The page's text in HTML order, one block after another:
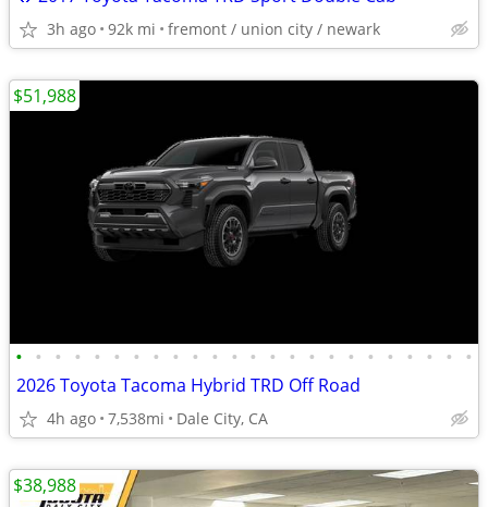
3h ago 92k mi fremont / union city / newark
• • • • • • • • • • • • • • • • • • • • • • • •
2026 Toyota Tacoma Hybrid TRD Off Road
4h ago 7,538mi Dale City, CA
$51,988
$38,988